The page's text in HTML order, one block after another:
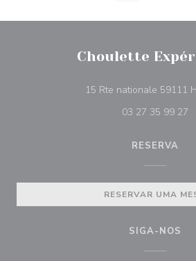
Choulette
15 Rte nationale 59111
03 27 35 99 27
RESERVA
RESERVAR UMA
SIGA-NOS